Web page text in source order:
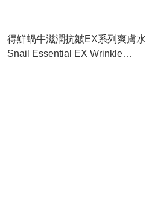
得鮮蝸牛滋潤抗皺EX系列爽膚水
Snail Essential EX Wrinkle